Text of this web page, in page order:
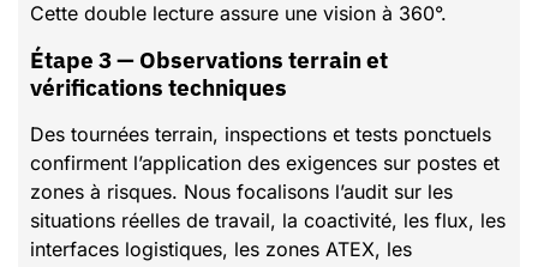
Cette double lecture assure une vision à 360°.
Étape 3 — Observations terrain et
vérifications techniques
Des tournées terrain, inspections et tests ponctuels
confirment l’application des exigences sur postes et
zones à risques. Nous focalisons l’audit sur les
situations réelles de travail, la coactivité, les flux, les
interfaces logistiques, les zones ATEX, les